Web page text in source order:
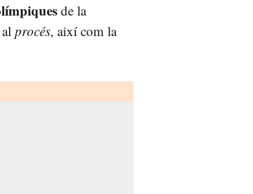
de la
procés, així com la